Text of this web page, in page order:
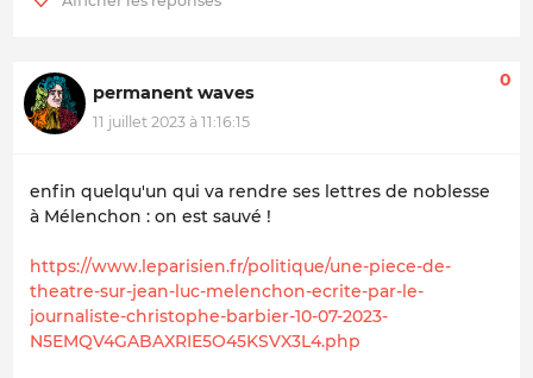
permanent waves
11 juillet 2023 à 11:16:15
0
enfin quelqu'un qui va rendre ses lettres de noblesse
à Mélenchon : on est sauvé !
https://www.leparisien.fr/politique/une-piece-de-
theatre-sur-jean-luc-melenchon-ecrite-par-le-
journaliste-christophe-barbier-10-07-2023-
N5EMQV4GABAXRIE5O45KSVX3L4.php